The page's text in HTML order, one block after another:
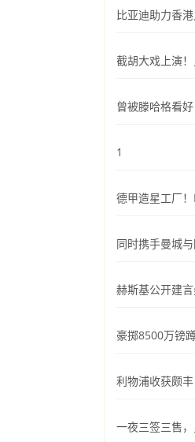
比亚迪助力香
截胡大戏上演
曾被滕哈格看
1
德甲造星工厂
同时携手曼城
赫斯基公开建
豪掷8500万镑
利物浦收获颇
一夜三签三售